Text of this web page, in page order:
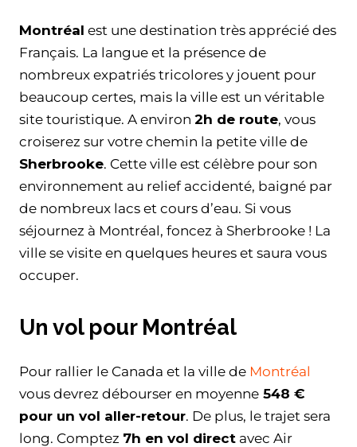
Montréal est une destination très apprécié des
Français. La langue et la présence de
nombreux expatriés tricolores y jouent pour
beaucoup certes, mais la ville est un véritable
site touristique. A environ 2h de route, vous
croiserez sur votre chemin la petite ville de
Sherbrooke. Cette ville est célèbre pour son
environnement au relief accidenté, baigné par
de nombreux lacs et cours d’eau. Si vous
séjournez à Montréal, foncez à Sherbrooke ! La
ville se visite en quelques heures et saura vous
occuper.
Un vol pour Montréal
Pour rallier le Canada et la ville de Montréal
vous devrez débourser en moyenne 548 €
pour un vol aller-retour. De plus, le trajet sera
long. Comptez 7h en vol direct avec Air